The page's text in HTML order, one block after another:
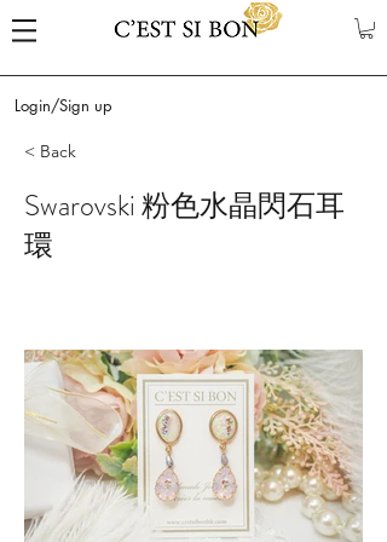
Login/Sign up
< Back
Swarovski 粉色水晶閃石耳
環